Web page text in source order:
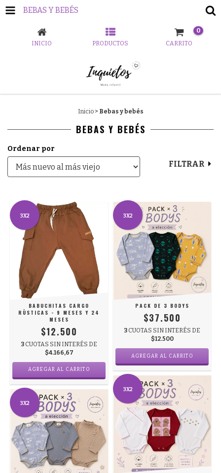
BEBAS Y BEBÉS
INICIO PRODUCTOS CARRITO
0
Inicio > Bebas y bebés
BEBAS Y BEBÉS
Ordenar por
FILTRAR
3X2
BABUCHITAS CARGO
RÙSTICAS - 9 MESES Y 24
MESES
$12.500
3 CUOTAS SIN INTERÉS DE
$4.166,67
AGREGAR AL CARRITO
3X2
PACK DE 3 BODYS
$37.500
3 CUOTAS SIN INTERÉS DE
$12.500
3X2
3X2